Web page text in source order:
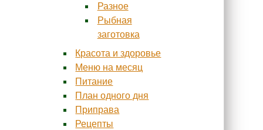
Разное
Рыбная
заготовка
Красота и здоровье
Меню на месяц
Питание
План одного дня
Приправа
Рецепты